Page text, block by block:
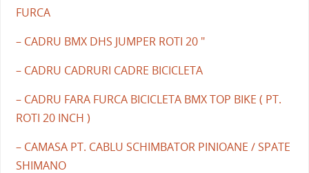
FURCA
– CADRU BMX DHS JUMPER ROTI 20 "
– CADRU CADRURI CADRE BICICLETA
– CADRU FARA FURCA BICICLETA BMX TOP BIKE ( PT.
ROTI 20 INCH )
– CAMASA PT. CABLU SCHIMBATOR PINIOANE / SPATE
SHIMANO